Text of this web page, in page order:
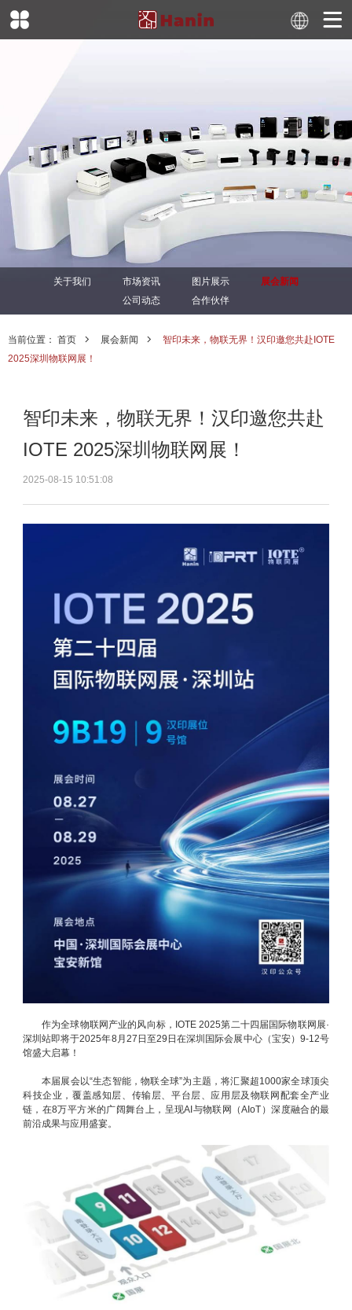
关于我们 市场资讯 图片展示
展会新闻
公司动态
合作伙伴
当前位置： 首页 展会新闻
智印未来，物联无界！汉印邀您共赴IOTE
2025深圳物联网展！
智印未来，物联无界！汉印邀您共赴
IOTE 2025深圳物联网展！
2025-08-15 10:51:08
作为全球物联网产业的风向标，IOTE 2025第二十四届国际物联网展·
深圳站即将于2025年8月27日至29日在深圳国际会展中心（宝安）9-12号
馆盛大启幕！
本届展会以“生态智能，物联全球”为主题，将汇聚超1000家全球顶尖
科技企业，覆盖感知层、传输层、平台层、应用层及物联网配套全产业
链，在8万平方米的广阔舞台上，呈现AI与物联网（AIoT）深度融合的最
前沿成果与应用盛宴。